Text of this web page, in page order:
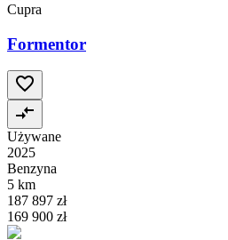
Cupra
Formentor
Używane
2025
Benzyna
5 km
187 897 zł
169 900 zł